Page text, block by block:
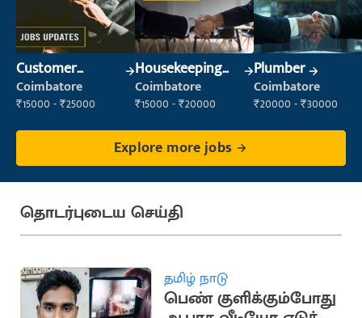
Customer
Service Executive
(Customer
Coimbatore
₹15000 - ₹25000
Housekeeping
Staff
(Housekeeping)
Coimbatore
₹15000 - ₹20000
Plumber
Coimbatore
₹20000 - ₹30000
Explore more jobs
தொடர்புடைய செய்தி
தமிழ் நாடு
பெண் குளிக்கும்போது